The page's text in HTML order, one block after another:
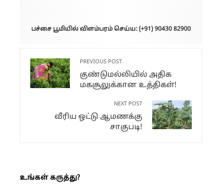
பச்சை பூமியில் விளம்பரம் செய்ய: (+91) 90430 82900
PREVIOUS POST
குண்டுமல்லியில் அதிக
மகசூலுக்கான உத்திகள்!
NEXT POST
வீரிய ஒட்டு ஆமணக்கு
சாகுபடி!
உங்கள் கருத்து?